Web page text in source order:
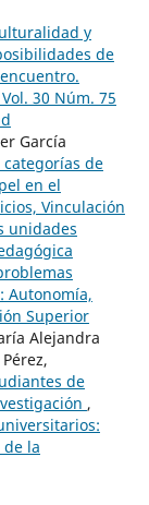
y
de
30 Núm. 75
García
categorías de
en el
Vinculación
unidades
Autonomía,
Superior
Alejandra
de
,
de la